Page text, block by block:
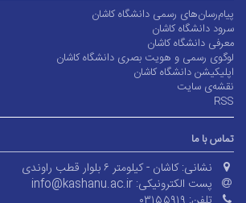
پیام‌رسان‌های رسمی دانشگاه کاشان
سرود دانشگاه کاشان
معرفی دانشگاه کاشان
لوگوی رسمی و هویت بصری دانشگاه کاشان
اپلیکیشن دانشگاه کاشان
نقشه‌ی سایت
RSS
تماس با ما
نشانی: کاشان - کیلومتر ۶ بلوار قطب راوندی
پست الکترونیکی: info@kashanu.ac.ir